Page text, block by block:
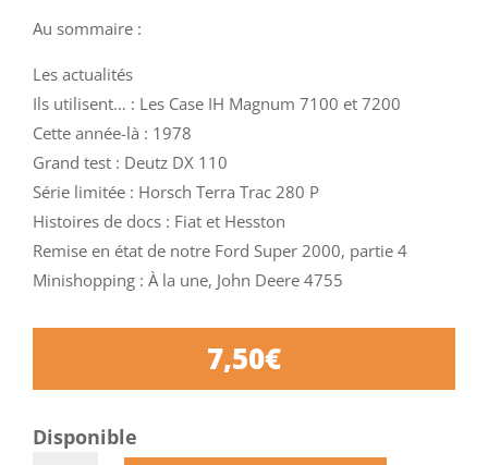
Au sommaire :
Les actualités
Ils utilisent… : Les Case IH Magnum 7100 et 7200
Cette année-là : 1978
Grand test : Deutz DX 110
Série limitée : Horsch Terra Trac 280 P
Histoires de docs : Fiat et Hesston
Remise en état de notre Ford Super 2000, partie 4
Minishopping : À la une, John Deere 4755
7,50€
Disponible